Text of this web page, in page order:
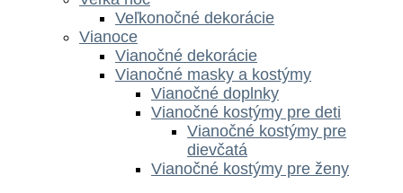
Veľkonočné dekorácie
Vianoce
Vianočné dekorácie
Vianočné masky a kostýmy
Vianočné doplnky
Vianočné kostýmy pre deti
Vianočné kostýmy pre
dievčatá
Vianočné kostýmy pre ženy